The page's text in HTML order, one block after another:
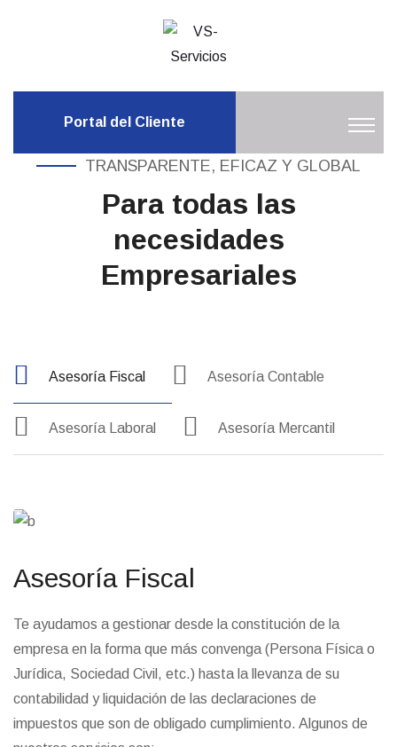
Portal del Cliente
TRANSPARENTE, EFICAZ Y GLOBAL
Para todas las
necesidades
Empresariales
Asesoría Fiscal Asesoría Contable
Asesoría Laboral Asesoría Mercantil
Asesoría Fiscal
Te ayudamos a gestionar desde la constitución de la
empresa en la forma que más convenga (Persona Física o
Jurídica, Sociedad Civil, etc.) hasta la llevanza de su
contabilidad y liquidación de las declaraciones de
impuestos que son de obligado cumplimiento. Algunos de